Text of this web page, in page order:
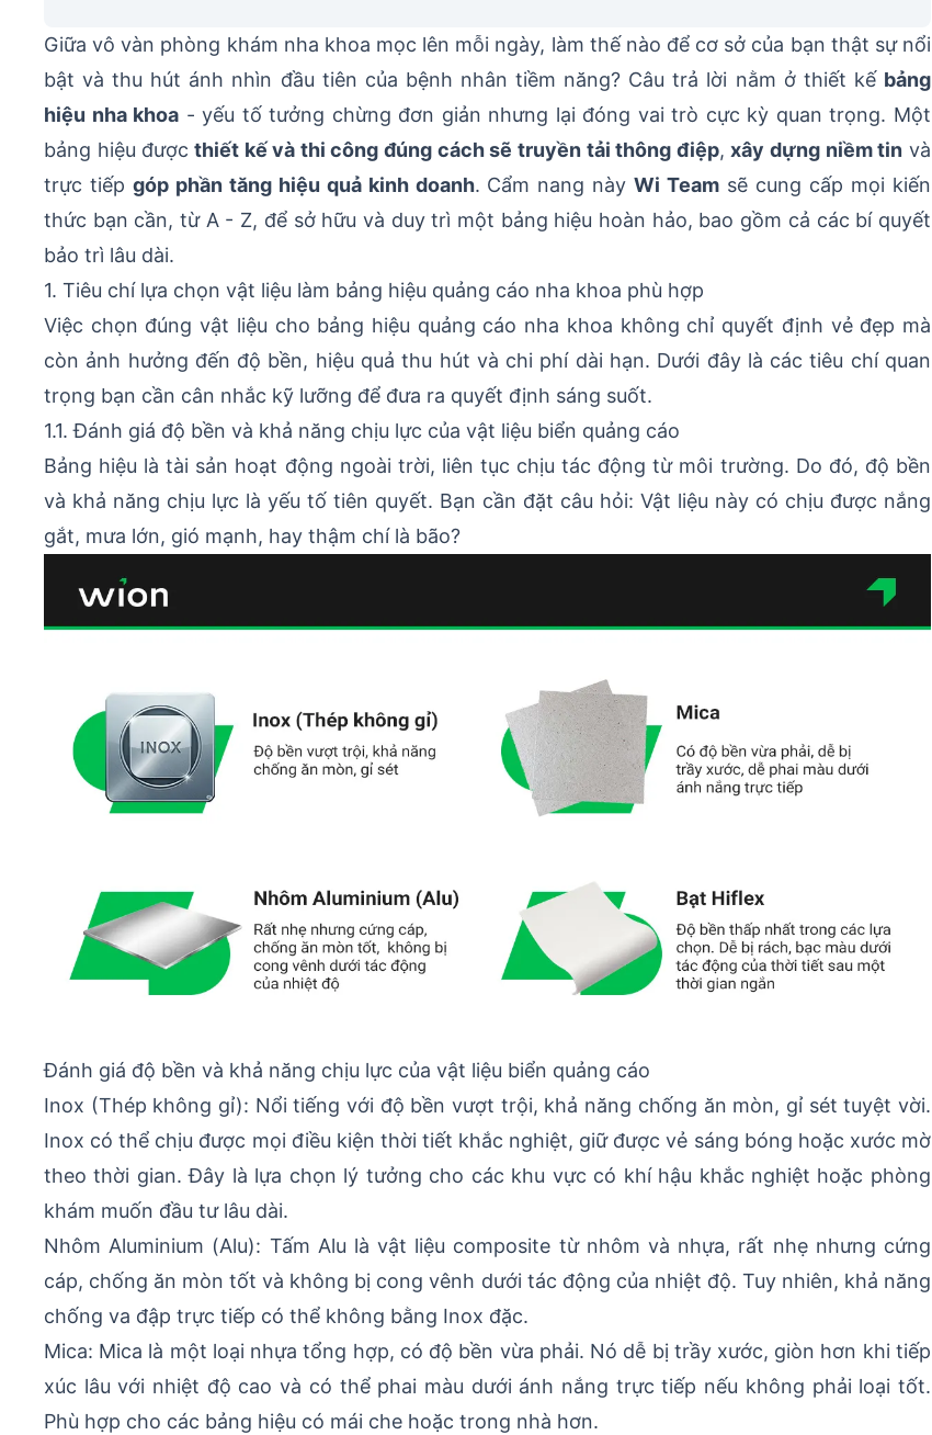
Giữa vô vàn phòng khám nha khoa mọc lên mỗi ngày, làm thế nào để cơ sở của bạn thật sự nổi
bật và thu hút ánh nhìn đầu tiên của bệnh nhân tiềm năng? Câu trả lời nằm ở thiết kế bảng
hiệu nha khoa - yếu tố tưởng chừng đơn giản nhưng lại đóng vai trò cực kỳ quan trọng. Một
bảng hiệu được thiết kế và thi công đúng cách sẽ truyền tải thông điệp,xây dựng niềm tin và
trực tiếp góp phần tăng hiệu quả kinh doanh. Cẩm nang nàyWi Team sẽ cung cấp mọi kiến
thức bạn cần, từ A - Z, để sở hữu và duy trì một bảng hiệu hoàn hảo, bao gồm cả các bí quyết
bảo trì lâu dài.
1. Tiêu chí lựa chọn vật liệu làm bảng hiệu quảng cáo nha khoa phù hợp
Việc chọn đúng vật liệu cho bảng hiệu quảng cáo nha khoa không chỉ quyết định vẻ đẹp mà
còn ảnh hưởng đến độ bền, hiệu quả thu hút và chi phí dài hạn. Dưới đây là các tiêu chí quan
trọng bạn cần cân nhắc kỹ lưỡng để đưa ra quyết định sáng suốt.
1.1. Đánh giá độ bền và khả năng chịu lực của vật liệu biển quảng cáo
Bảng hiệu là tài sản hoạt động ngoài trời, liên tục chịu tác động từ môi trường. Do đó, độ bền
và khả năng chịu lực là yếu tố tiên quyết. Bạn cần đặt câu hỏi: Vật liệu này có chịu được nắng
gắt, mưa lớn, gió mạnh, hay thậm chí là bão?
Đánh giá độ bền và khả năng chịu lực của vật liệu biển quảng cáo
Inox (Thép không gỉ): Nổi tiếng với độ bền vượt trội, khả năng chống ăn mòn, gỉ sét tuyệt vời.
Inox có thể chịu được mọi điều kiện thời tiết khắc nghiệt, giữ được vẻ sáng bóng hoặc xước mờ
theo thời gian. Đây là lựa chọn lý tưởng cho các khu vực có khí hậu khắc nghiệt hoặc phòng
khám muốn đầu tư lâu dài.
Nhôm Aluminium (Alu): Tấm Alu là vật liệu composite từ nhôm và nhựa, rất nhẹ nhưng cứng
cáp, chống ăn mòn tốt và không bị cong vênh dưới tác động của nhiệt độ. Tuy nhiên, khả năng
chống va đập trực tiếp có thể không bằng Inox đặc.
Mica: Mica là một loại nhựa tổng hợp, có độ bền vừa phải. Nó dễ bị trầy xước, giòn hơn khi tiếp
xúc lâu với nhiệt độ cao và có thể phai màu dưới ánh nắng trực tiếp nếu không phải loại tốt.
Phù hợp cho các bảng hiệu có mái che hoặc trong nhà hơn.